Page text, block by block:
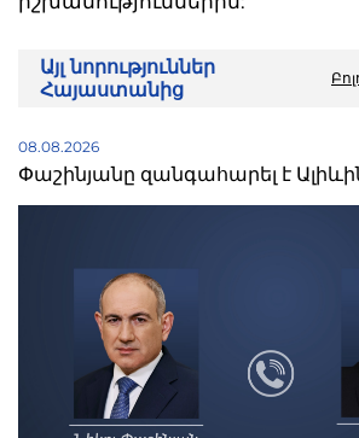
Այլ նորություններ
Հայաստանից
08.08.2026
Փաշինյանը զանգահարել է